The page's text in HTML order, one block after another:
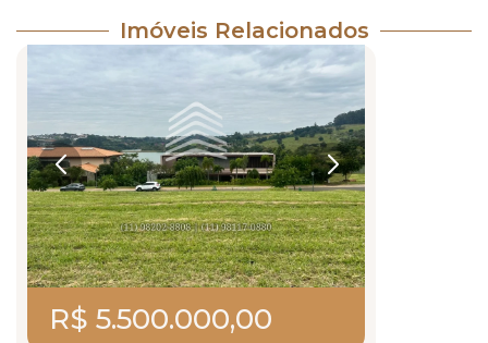
Imóveis Relacionados
R$ 5.500.000,00